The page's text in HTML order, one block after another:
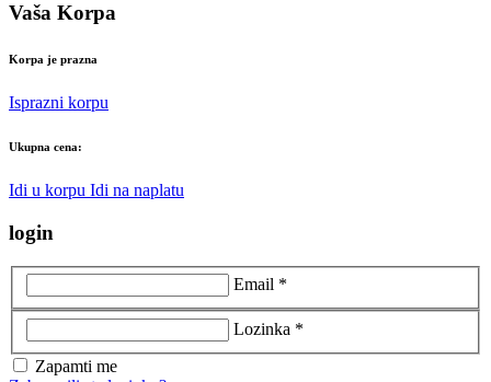
Vaša Korpa
Korpa je prazna
Isprazni korpu
Ukupna cena:
Idi u korpu Idi na naplatu
login
Email *
Lozinka *
Zapamti me